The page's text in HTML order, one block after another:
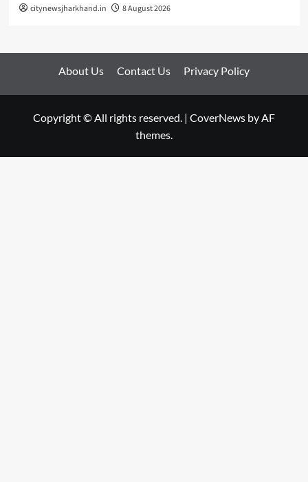
citynewsjharkhand.in 8 August 2026
About Us Contact Us Privacy Policy
Copyright © All rights reserved. | CoverNews by AF
themes.